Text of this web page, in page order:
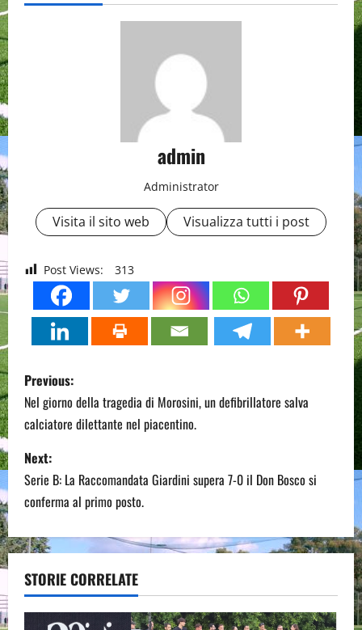
admin
Administrator
Visita il sito web Visualizza tutti i post
Post Views: 313
P
o
s
t
n
a
v
i
Previous:
Nel giorno della tragedia di Morosini, un defibrillatore salva
calciatore dilettante nel piacentino.
Next:
Serie B: La Raccomandata Giardini supera 7-0 il Don Bosco si
conferma al primo posto.
STORIE CORRELATE